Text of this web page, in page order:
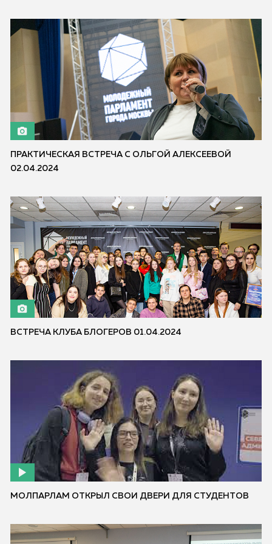
ПРАКТИЧЕСКАЯ ВСТРЕЧА С ОЛЬГОЙ АЛЕКСЕЕВОЙ
02.04.2024
ВСТРЕЧА КЛУБА БЛОГЕРОВ 01.04.2024
МОЛПАРЛАМ ОТКРЫЛ СВОИ ДВЕРИ ДЛЯ СТУДЕНТОВ